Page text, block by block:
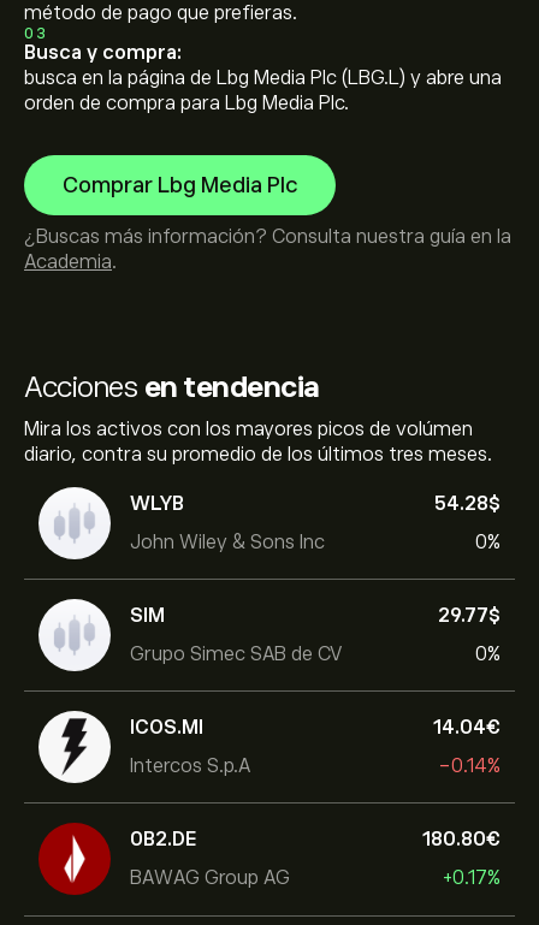
Acciones en tendencia
Mira los activos con los mayores picos de volúmen
diario, contra su promedio de los últimos tres meses.
WLYB
John Wiley & Sons Inc
54.28‎$‎
0%
SIM
Grupo Simec SAB de CV
29.77‎$‎
0%
ICOS.MI
Intercos S.p.A
14.04‎€‎
-0.14%
0B2.DE
BAWAG Group AG
180.80‎€‎
+0.17%
método de pago que prefieras.
03
Busca y compra:
busca en la página de Lbg Media Plc (LBG.L) y abre una
orden de compra para Lbg Media Plc.
Comprar Lbg Media Plc
¿Buscas más información? Consulta nuestra guía en la
Academia.